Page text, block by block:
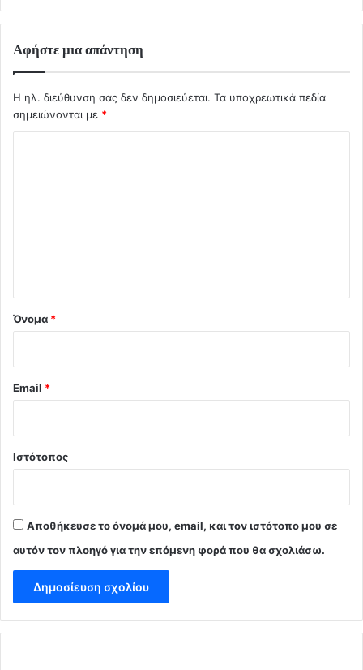
Αφήστε μια απάντηση
Η ηλ. διεύθυνση σας δεν δημοσιεύεται. Τα υποχρεωτικά πεδία
σημειώνονται με *
Όνομα *
Email *
Ιστότοπος
Αποθήκευσε το όνομά μου, email, και τον ιστότοπο μου σε
αυτόν τον πλοηγό για την επόμενη φορά που θα σχολιάσω.